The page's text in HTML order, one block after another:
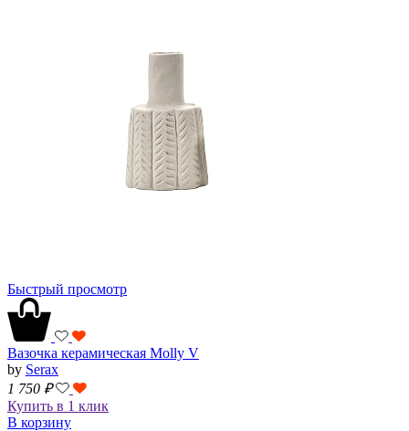
Быстрый просмотр
Вазочка керамическая Molly V
by Serax
1 750 ₽
Купить в 1 клик
В корзину